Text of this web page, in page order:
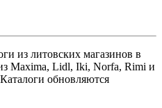
из литовских магазинов в
Maxima, Lidl, Iki, Norfa, Rimi и
обновляются